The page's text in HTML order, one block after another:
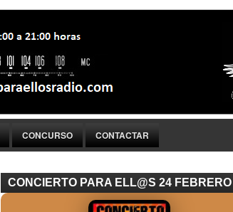
CONCURSO CONTACTAR
CONCIERTO PARA ELL@S 24 FEBRERO